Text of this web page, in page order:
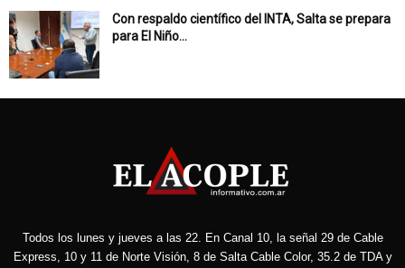
Con respaldo científico del INTA, Salta se prepara
para El Niño...
Todos los lunes y jueves a las 22. En Canal 10, la señal 29 de Cable
Express, 10 y 11 de Norte Visión, 8 de Salta Cable Color, 35.2 de TDA y